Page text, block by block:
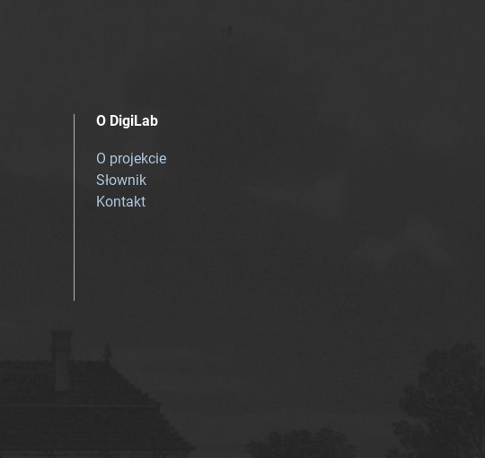
O DigiLab
O projekcie
Słownik
Kontakt